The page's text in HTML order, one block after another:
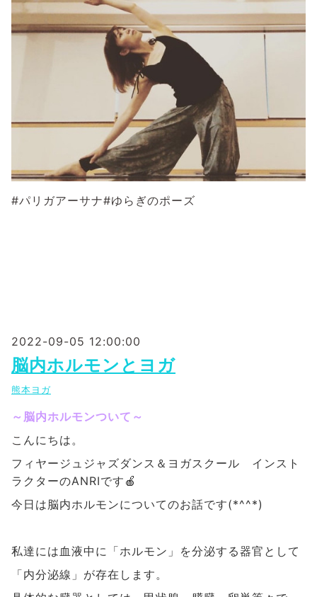
#パリガアーサナ#ゆらぎのポーズ
2022-09-05 12:00:00
脳内ホルモンとヨガ
熊本ヨガ
～脳内ホルモンついて～
こ んにちは。
フィヤージュジャズダンス＆ヨガスクール インスト
ラクターのANRIです🍎
今日は脳内ホルモンについてのお話です(*^^*)
私達には血液中に「ホルモン」を分泌する器官として
「内分泌線」が存在します。